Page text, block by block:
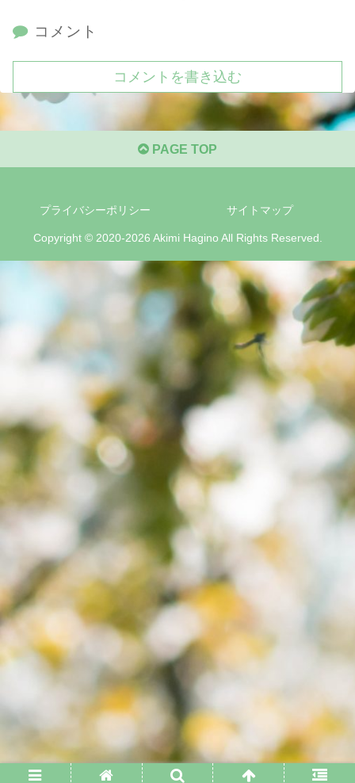
コメント
コメントを書き込む
PAGE TOP
プライバシーポリシー サイトマップ
Copyright © 2020-2026 Akimi Hagino All Rights Reserved.